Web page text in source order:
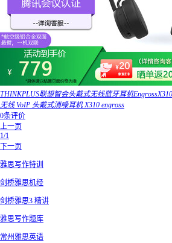
THINKPLUS联想智会头戴式无线蓝牙耳机
无线 VoIP 头戴式消噪耳机 X310 engross
0条评价
上一页
1/1
下一页
雅思写作特训
剑桥雅思机经
剑桥雅思3 精讲
雅思写作题库
常州雅思英语